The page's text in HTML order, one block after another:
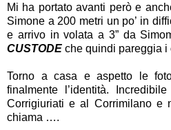
Mi ha portato avanti però e
Simone a 200 metri un po’ in
e arrivo in volata a 3” da
CUSTODE che quindi pareggia i
Torno a casa e aspetto le
finalmente l’identità.
Corrigiuriati e al Corrimilano e
chiama ….